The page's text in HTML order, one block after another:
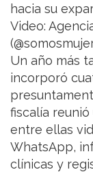
hacia su
Video:
Un año más
incorporó
fiscalía
entre ellas
WhatsApp,
clínicas y